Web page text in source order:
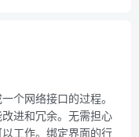
个网络接口的过程。
进和冗余。无需担心
工作。绑定界面的行